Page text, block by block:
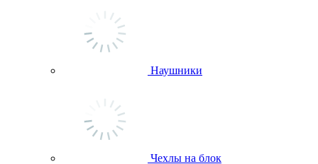
Наушники
Чехлы на блок